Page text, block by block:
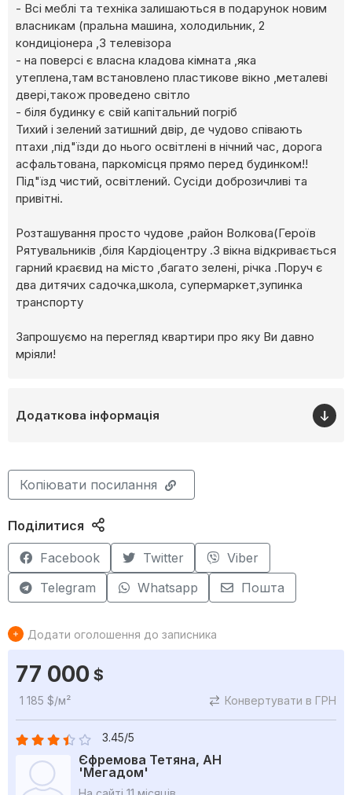
- Всі меблі та техніка залишаються в подарунок новим
власникам (пральна машина, холодильник, 2
кондиціонера ,3 телевізора
- на поверсі є власна кладова кімната ,яка
утеплена,там встановлено пластикове вікно ,металеві
двері,також проведено світло
- біля будинку є свій капітальний погріб
Тихий і зелений затишний двір, де чудово співають
птахи ,під"їзди до нього освітлені в нічний час, дорога
асфальтована, паркомісця прямо перед будинком!!
Під"їзд чистий, освітлений. Сусіди доброзичливі та
привітні.
Розташування просто чудове ,район Волкова(Героїв
Рятувальників ,біля Кардіоцентру .З вікна відкривається
гарний краєвид на місто ,багато зелені, річка .Поруч є
два дитячих садочка,школа, супермаркет,зупинка
транспорту
Запрошуємо на перегляд квартири про яку Ви давно
мріяли!
Додаткова інформація
Копіювати посилання
Поділитися
Facebook Twitter
Viber
Telegram
Whatsapp Пошта
Додати оголошення до записника
77 000 $
1 185 $/м² Конвертувати в ГРН
3.45/5
Єфремова Тетяна, АН
'Мегадом'